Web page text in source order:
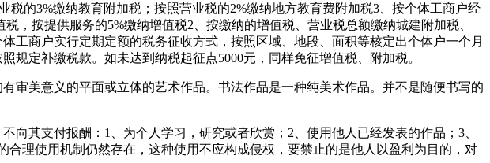
的3%缴纳教育附加税；按照营业税的2%缴纳地方教育费附加税3、按个体工商户经
，按提供服务的5%缴纳增值税2、按缴纳的增值税、营业税总额缴纳城建附加税、
工商户实行定期定额的税务征收方式，按照区域、地段、面积等核定出个体户一个月
定补缴税款。如未达到纳税起征点5000元，同样免征增值税、附加税。
审美意义的平面或立体的艺术作品。书法作品是一种纯美术作品。并不是随便书写的
其支付报酬：1、为个人学习，研究或者欣赏；2、使用他人已经发表的作品；3、
理使用机制仍然存在，这种使用不应构成侵权，要禁止的是他人以盈利为目的，对